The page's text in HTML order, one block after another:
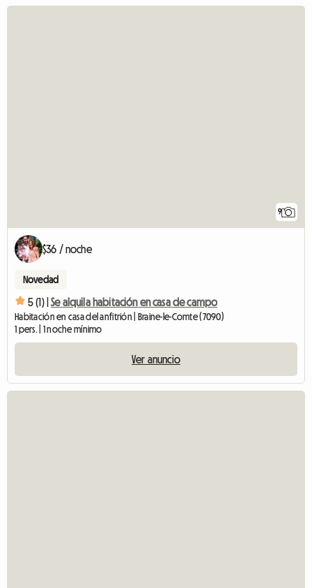
9
$36 / noche
Novedad
5 (1) | Se alquila habitación en casa de campo
Habitación en casa del anfitrión | Braine-le-Comte (7090)
1 pers. | 1 noche mínimo
Ver anuncio